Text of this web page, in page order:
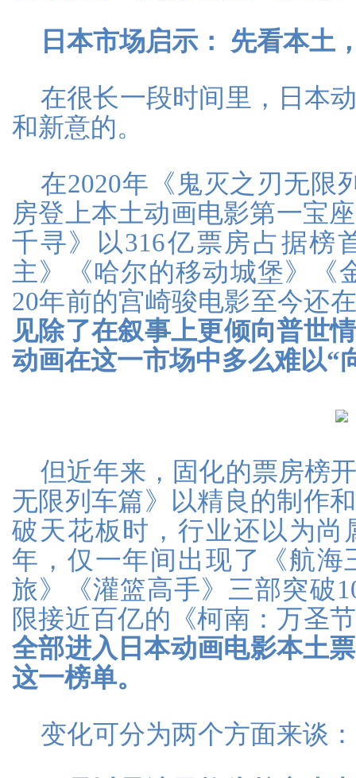
日本市场启示：
先看本土
在很长一段时间里，日本
和新意的。
在2020年《鬼灭之刃无限
房登上本土动画电影第一宝
千寻》以316亿票房占据榜
主》《哈尔的移动城堡》《
20年前的宫崎骏电影至今还
见除了在叙事上更倾向普世
动画在这一市场中多么难以“
但近年来，固化的票房榜
无限列车篇》以精良的制作
破天花板时，行业还以为尚
年，仅一年间出现了《航
旅》《灌篮高手》三部突破
限接近百亿的《柯南：万圣
全部进入日本动画电影本土
这一榜单。
变化可分为两个方面来谈：